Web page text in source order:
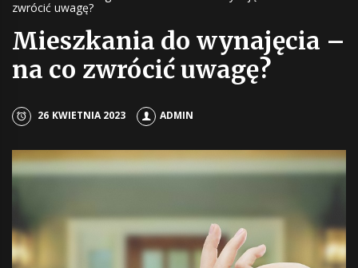
zwrócić uwagę?
Mieszkania do wynajęcia –
na co zwrócić uwagę?
26 KWIETNIA 2023 ADMIN